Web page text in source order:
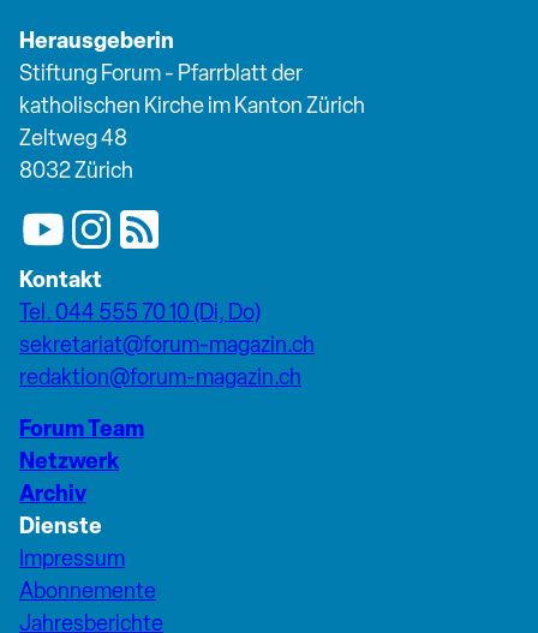
Herausgeberin
Stiftung Forum - Pfarrblatt der
katholischen Kirche im Kanton Zürich
Zeltweg 48
8032 Zürich
Kontakt
Tel. 044 555 70 10 (Di, Do)
sekretariat@forum-magazin.ch
redaktion@forum-magazin.ch
Forum Team
Netzwerk
Archiv
Dienste
Impressum
Abonnemente
Jahresberichte